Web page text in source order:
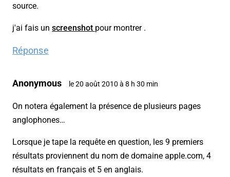
source.
j'ai fais un screenshot pour montrer .
Réponse
Anonymous le 20 août 2010 à 8 h 30 min
On notera également la présence de plusieurs pages
anglophones…
Lorsque je tape la requête en question, les 9 premiers
résultats proviennent du nom de domaine apple.com, 4
résultats en français et 5 en anglais.